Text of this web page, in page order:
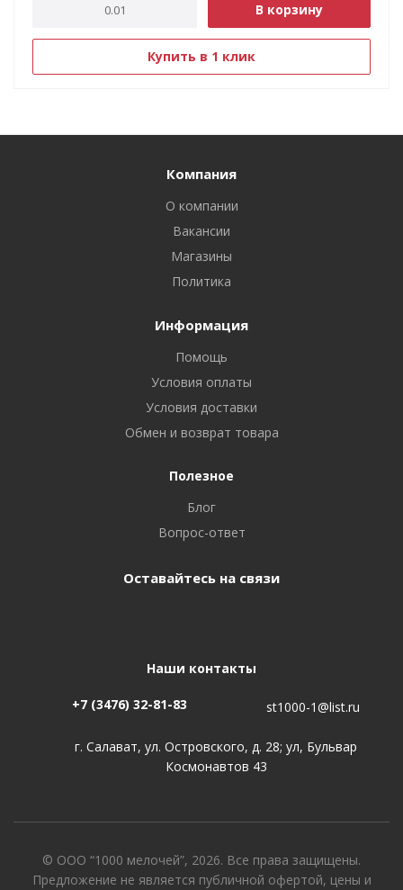
В корзину
Купить в 1 клик
Компания
О компании
Вакансии
Магазины
Политика
Информация
Помощь
Условия оплаты
Условия доставки
Обмен и возврат товара
Полезное
Блог
Вопрос-ответ
Оставайтесь на связи
Наши контакты
+7 (3476) 32-81-83 st1000-1@list.ru
г. Салават, ул. Островского, д. 28; ул, Бульвар
Космонавтов 43
© ООО “1000 мелочей”, 2026. Все права защищены.
Предложение не является публичной офертой, цены и